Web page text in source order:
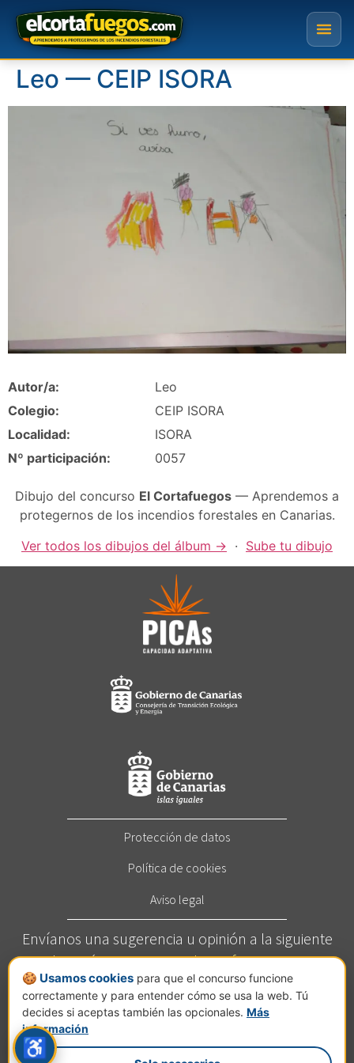
Leo — CEIP ISORA
Autor/a:
Leo
Colegio:
CEIP ISORA
Localidad:
ISORA
Nº participación:
0057
Dibujo del concurso El Cortafuegos — Aprendemos a
protegernos de los incendios forestales en Canarias.
Ver todos los dibujos del álbum → · Sube tu dibujo
Protección de datos
Política de cookies
Aviso legal
Envíanos una sugerencia u opinión a la siguiente
dirección:concurso@elcortafuegos.com
Llámanos al822 272 209 (Horario: Este servicio está
disponible de lunes a viernes de 7 a 14 horas).
Calle Jesús Hernández Guzmán, nº 2, planta C, Pol.
Ind. El Mayorazgo, 38110 Santa Cruz de Tenerife.
♿
🍪 Usamos cookies para que el concurso funcione
correctamente y para entender cómo se usa la web. Tú
decides si aceptas también las opcionales. Más
información